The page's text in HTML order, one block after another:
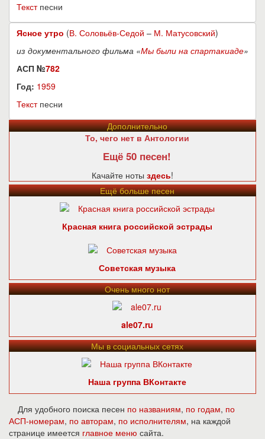
Текстпесни
Ясное утро (В. Соловьёв-Седой – М. Матусовский)
из документального фильма «Мы были на спартакиаде»
АСП №782
Год: 1959
Текстпесни
Дополнительно
То, чего нет в Антологии
Ещё 50 песен!
Качайте ноты здесь!
Ещё больше песен
Красная книга российской эстрады
Советская музыка
Очень много нот
ale07.ru
Мы в социальных сетях
Наша группа ВКонтакте
Для удобного поиска песен по названиям, по годам, по
АСП-номерам, по авторам, по исполнителям, на каждой
странице имеется главное меню сайта.